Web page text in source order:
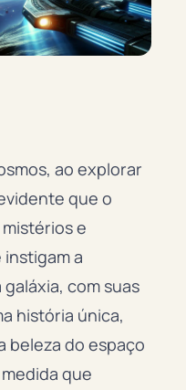
ao explorar
que o
e
a
com suas
história única,
beleza do espaço
que